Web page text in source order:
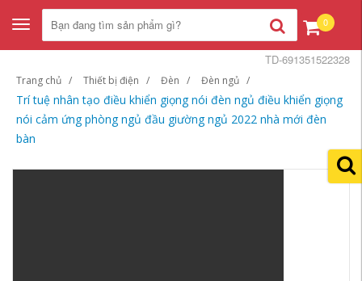
Toggle
navigation
0
Trang chủ Thiết bị điện Đèn Đèn ngủ
Trí tuệ nhân tạo điều khiển giọng nói đèn ngủ điều khiển giọng
nói cảm ứng phòng ngủ đầu giường ngủ 2022 nhà mới đèn
bàn
TD-691351522328